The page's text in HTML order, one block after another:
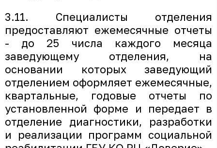
3.11. Специалисты отделения
предоставляют ежемесячные отчеты
- до 25 числа каждого месяца
заведующему отделения, на
основании которых заведующий
отделением оформляет ежемесячные,
квартальные, годовые отчеты по
установленной форме и передает в
отделение диагностики, разработки
и реализации программ социальной